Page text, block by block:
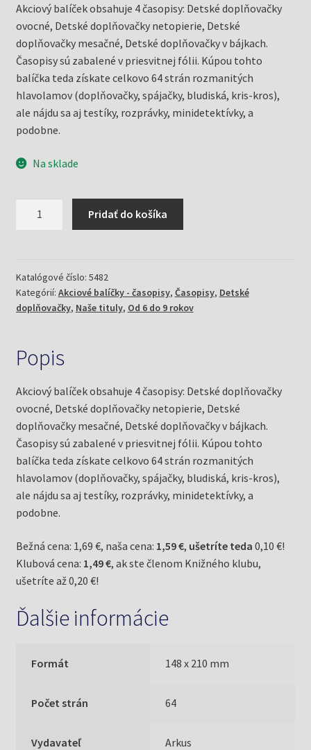
bola:
1,69 €.
je:
1,49 €.
Akciový balíček obsahuje 4 časopisy: Detské doplňovačky
ovocné, Detské doplňovačky netopierie, Detské
doplňovačky mesačné, Detské doplňovačky v bájkach.
Časopisy sú zabalené v priesvitnej fólii. Kúpou tohto
balíčka teda získate celkovo 64 strán rozmanitých
hlavolamov (doplňovačky, spájačky, bludiská, kris-kros),
ale nájdu sa aj testíky, rozprávky, minidetektívky, a
podobne.
Na sklade
doplňovačky
3/19
Pridať do košíka
Katalógové číslo: 5482
Kategórií: Akciové balíčky - časopisy, Časopisy, Detské
doplňovačky, Naše tituly, Od 6 do 9 rokov
Popis
Akciový balíček obsahuje 4 časopisy: Detské doplňovačky
ovocné, Detské doplňovačky netopierie, Detské
doplňovačky mesačné, Detské doplňovačky v bájkach.
Časopisy sú zabalené v priesvitnej fólii. Kúpou tohto
balíčka teda získate celkovo 64 strán rozmanitých
hlavolamov (doplňovačky, spájačky, bludiská, kris-kros),
ale nájdu sa aj testíky, rozprávky, minidetektívky, a
podobne.
Bežná cena: 1,69 €, naša cena: 1,59 €, ušetríte teda 0,10 €!
Klubová cena: 1,49 €, ak ste členom Knižného klubu,
ušetríte až 0,20 €!
Ďalšie informácie
Formát 148 x 210 mm
Počet strán 64
Vydavateľ Arkus